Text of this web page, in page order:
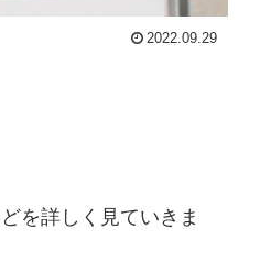
2022.09.29
を詳しく見ていきま